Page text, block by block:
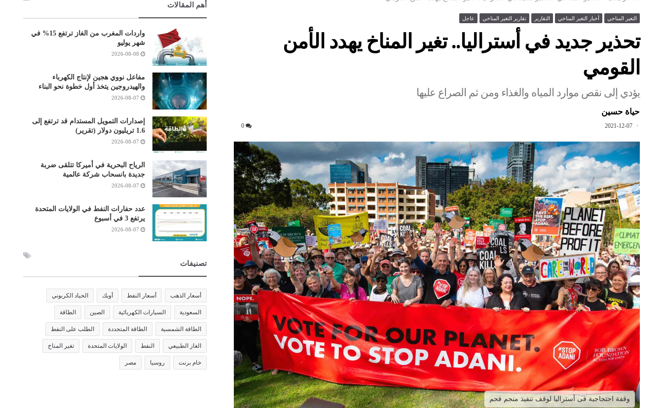
التغير المناخي أخبار التغير المناخي التقارير تقارير التغير المناخي عاجل
تحذير جديد في أستراليا.. تغير المناخ يهدد الأمن
القومي
يؤدي إلى نقص موارد المياه والغذاء ومن ثم الصراع عليها
حياة حسين
2021-12-07
0
وقفة احتجاجية فى أستراليا لوقف تنفيذ منجم فحم
أهم المقالات
واردات المغرب من الغاز ترتفع 15% في
شهر يوليو
2026-08-08
مفاعل نووي هجين لإنتاج الكهرباء
والهيدروجين يتخذ أول خطوة نحو البناء
2026-08-07
إصدارات التمويل المستدام قد ترتفع إلى
1.6 تريليون دولار (تقرير)
2026-08-07
الرياح البحرية في أميركا تتلقى ضربة
جديدة بانسحاب شركة عالمية
2026-08-07
عدد حفارات النفط في الولايات المتحدة
يرتفع 3 في أسبوع
2026-08-07
تصنيفات
أسعار الذهب أسعار النفط أوبك الحياد الكربوني
السعودية السيارات الكهربائية الصين الطاقة
الطاقة الشمسية الطاقة المتجددة الطلب على النفط
الغاز الطبيعي النفط الولايات المتحدة تغير المناخ
خام برنت روسيا مصر